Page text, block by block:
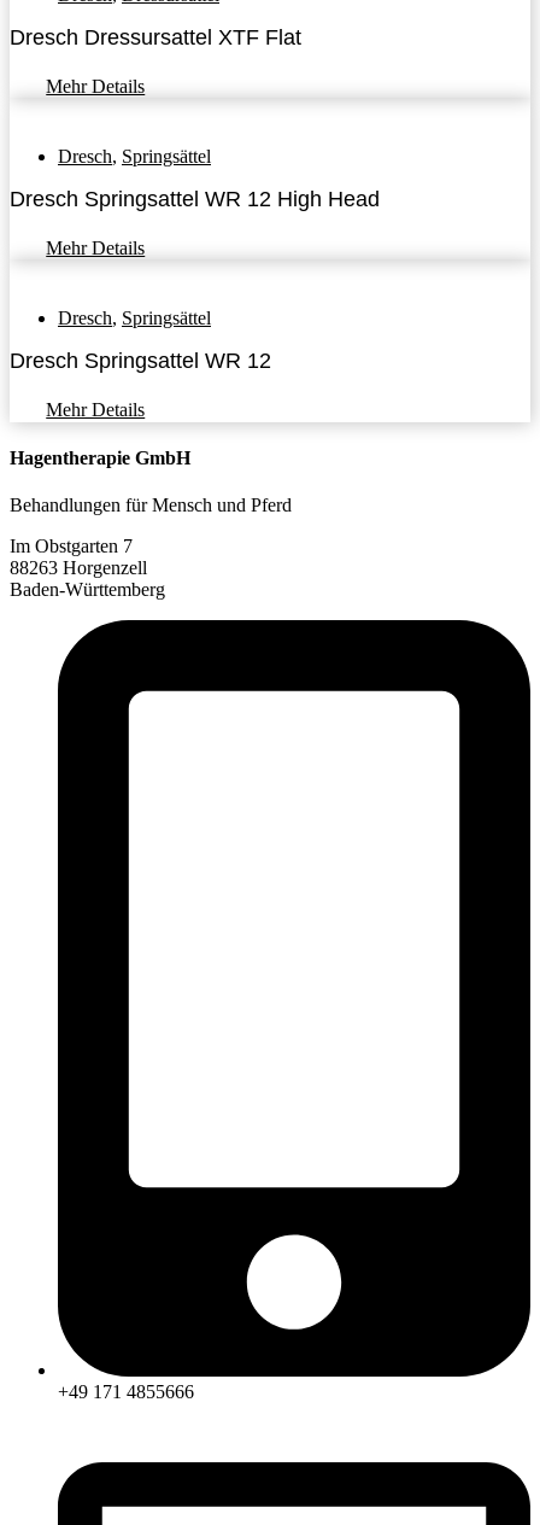
Dresch Dressursattel XTF Flat
Mehr Details
Dresch, Springsättel
Dresch Springsattel WR 12 High Head
Mehr Details
Dresch, Springsättel
Dresch Springsattel WR 12
Mehr Details
Hagentherapie GmbH
Behandlungen für Mensch und Pferd
Im Obstgarten 7
88263 Horgenzell
Baden-Württemberg
+49 171 4855666